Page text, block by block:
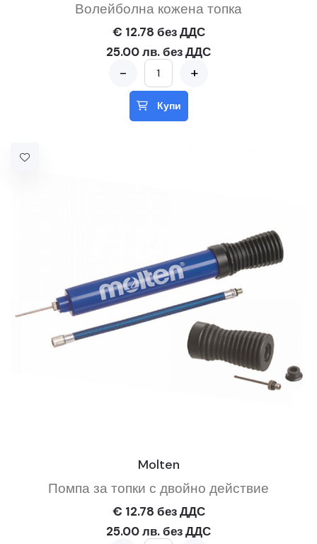
Волейболна кожена топка
€ 12.78 без ДДС
25.00 лв. без ДДС
- +
Купи
Molten
Помпа за топки с двойно действие
€ 12.78 без ДДС
25.00 лв. без ДДС